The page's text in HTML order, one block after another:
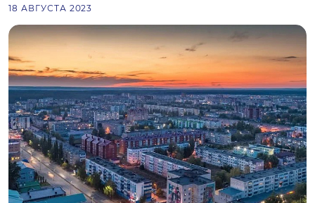
18 АВГУСТА 2023